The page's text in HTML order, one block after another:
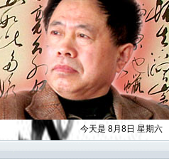
今天是 8月8日 星期六